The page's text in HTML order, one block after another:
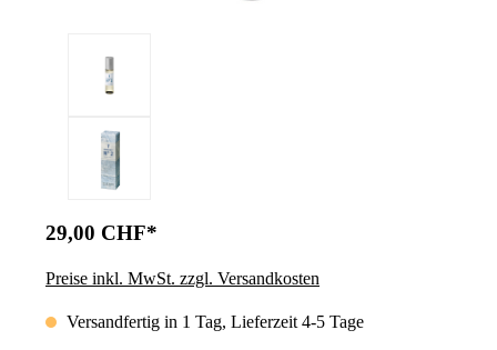
29,00 CHF*
Preise inkl. MwSt. zzgl. Versandkosten
Versandfertig in 1 Tag, Lieferzeit 4-5 Tage